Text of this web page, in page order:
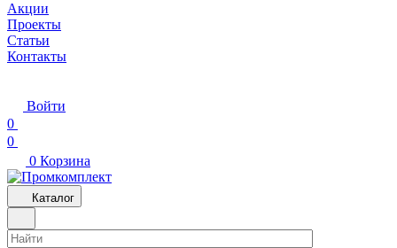
Акции
Проекты
Статьи
Контакты
Войти
0
0
0 Корзина
Каталог